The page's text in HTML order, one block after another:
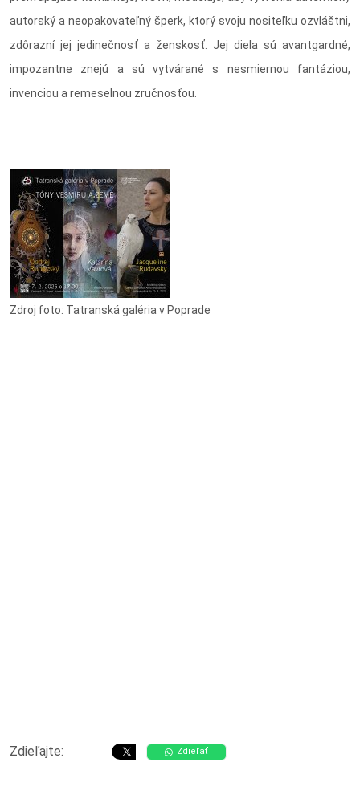
autorský a neopakovateľný šperk, ktorý svoju nositeľku ozvláštni,
zdôrazní jej jedinečnosť a ženskosť. Jej diela sú avantgardné,
impozantne znejú a sú vytvárané s nesmiernou fantáziou,
invenciou a remeselnou zručnosťou.
Zdroj foto: Tatranská galéria v Poprade
Zdieľajte: Zdieľať